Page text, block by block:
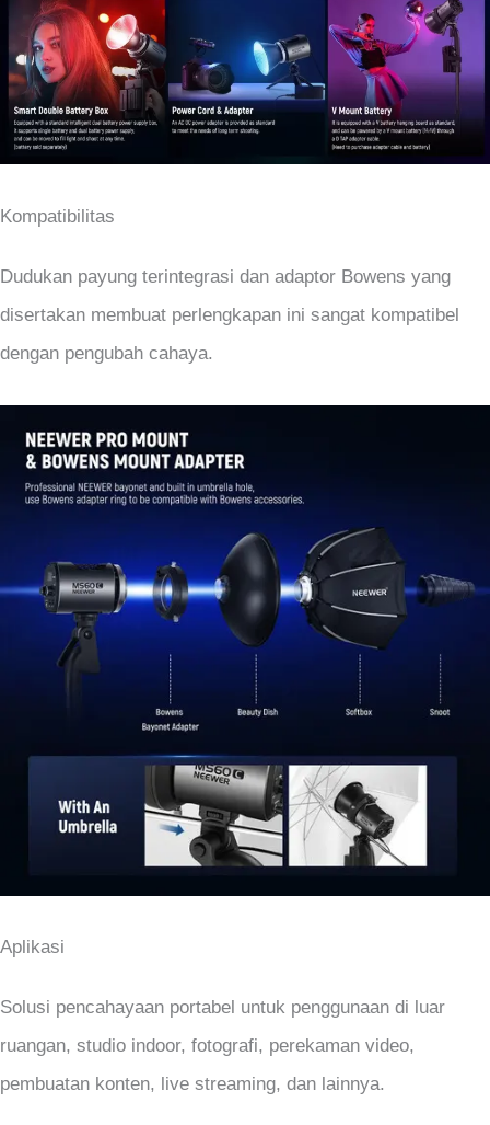
Kompatibilitas
Dudukan payung terintegrasi dan adaptor Bowens yang
disertakan membuat perlengkapan ini sangat kompatibel
dengan pengubah cahaya.
Aplikasi
Solusi pencahayaan portabel untuk penggunaan di luar
ruangan, studio indoor, fotografi, perekaman video,
pembuatan konten, live streaming, dan lainnya.